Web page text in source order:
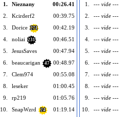
1.
Nieznany
00:26.41
2.
Kcirderf2
00:39.75
3.
Dorice 271
00:42.19
4.
noliai 231
00:46.51
5.
JesusSaves
00:47.94
6.
beaucarigan 47
00:48.97
7.
Clem974
00:55.08
8.
leseker
01:00.45
9.
rp219
01:05.76
10.
SnapWzrd 24
01:19.14
1.
--- vide ---
2.
--- vide ---
3.
--- vide ---
4.
--- vide ---
5.
--- vide ---
6.
--- vide ---
7.
--- vide ---
8.
--- vide ---
9.
--- vide ---
10.
--- vide ---